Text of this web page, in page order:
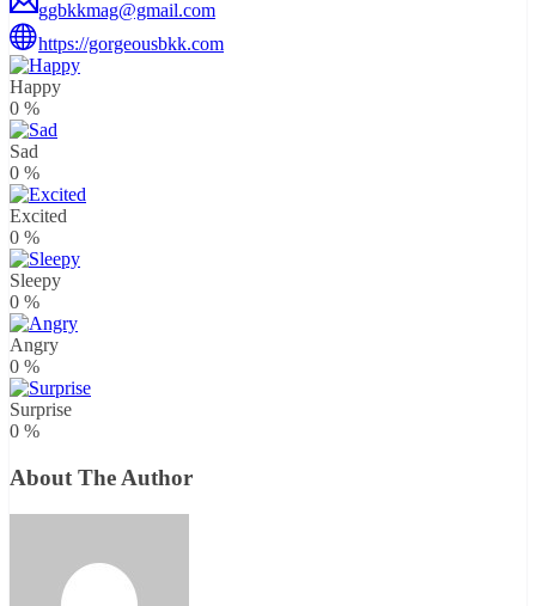
ggbkkmag@gmail.com
https://gorgeousbkk.com
Happy
0 %
Sad
0 %
Excited
0 %
Sleepy
0 %
Angry
0 %
Surprise
0 %
About The Author